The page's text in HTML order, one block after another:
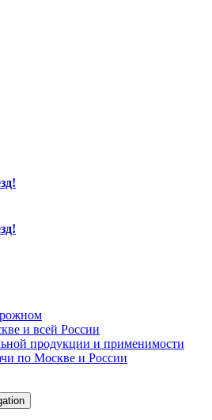
и всей России
продукции и применимости
по Москве и России